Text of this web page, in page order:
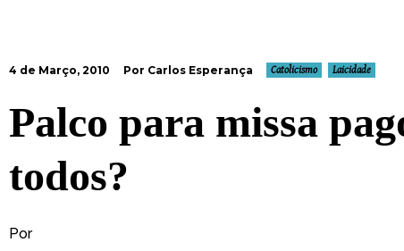
4 de Março, 2010 Por Carlos Esperança Catolicismo Laicidade
Palco para missa
todos?
Por